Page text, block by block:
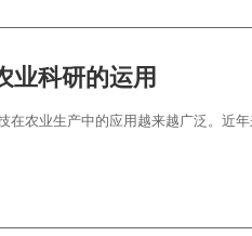
业科研的运用
在农业生产中的应用越来越广泛。近